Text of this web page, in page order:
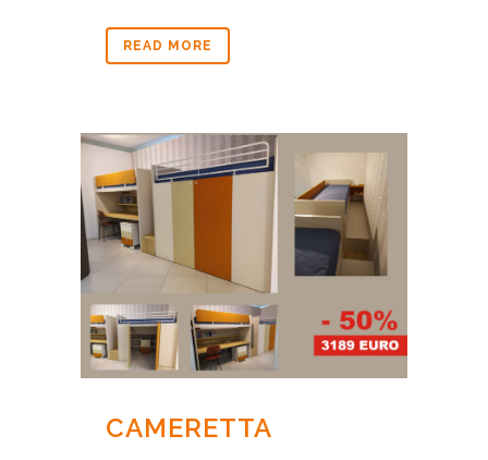
READ MORE
CAMERETTA